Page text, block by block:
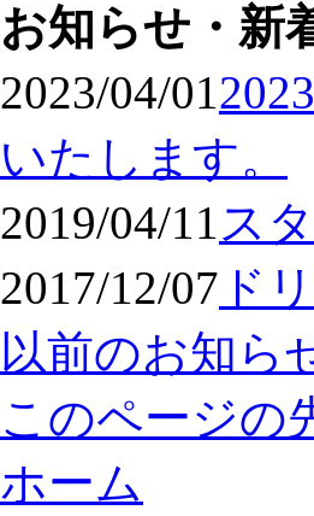
お知らせ・新
2023/04/01
いたします。
2019/04/11 ス
2017/12/07 ド
以前のお知ら
このページの
ホーム